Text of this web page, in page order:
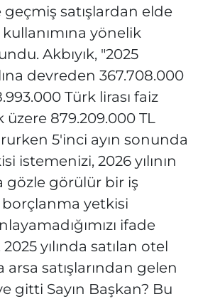
satışlardan elde
yönelik
Akbıyık, "2025
devreden 367.708.000
Türk lirası faiz
üzere 879.209.000 TL
5'inci ayın sonunda
istemenizi, 2026 yılının
gözle görülür bir iş
borçlanma yetkisi
ifade
yılında satılan otel
arsa satışlarından gelen
gitti Sayın Başkan? Bu